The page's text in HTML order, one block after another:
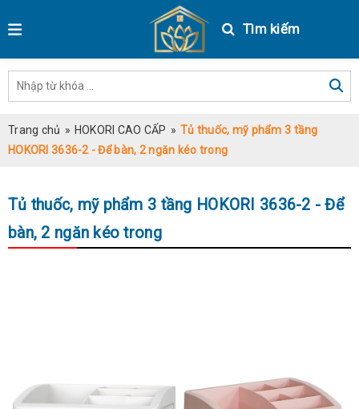
Tìm kiếm
Trang chủ » HOKORI CAO CẤP » Tủ thuốc, mỹ phẩm 3 tầng
HOKORI 3636-2 - Để bàn, 2 ngăn kéo trong
Tủ thuốc, mỹ phẩm 3 tầng HOKORI 3636-2 - Để
bàn, 2 ngăn kéo trong